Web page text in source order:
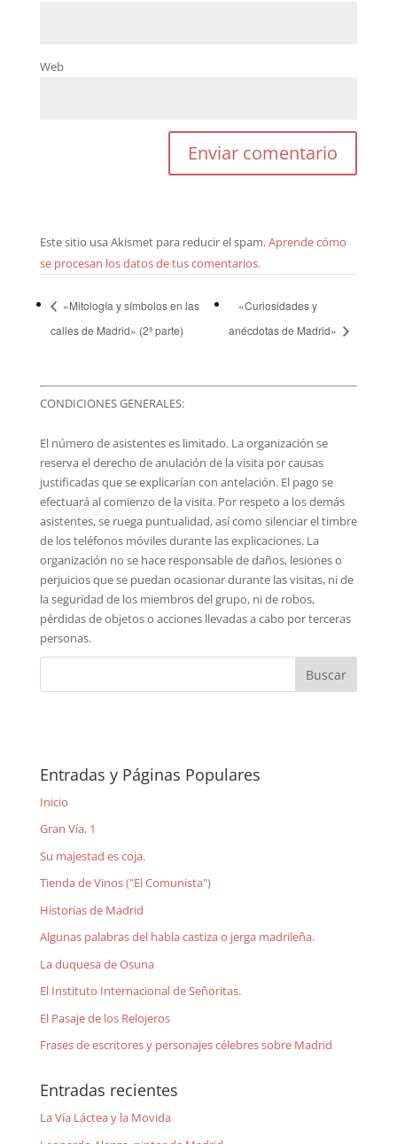
Web
Este sitio usa Akismet para reducir el spam.Aprende cómo
se procesan los datos de tus comentarios.
«Mitología y símbolos en las
calles de Madrid» (2ª parte)
«Curiosidades y
anécdotas de Madrid»
CONDICIONES GENERALES:
El número de asistentes es limitado. La organización se
reserva el derecho de anulación de la visita por causas
justificadas que se explicarían con antelación. El pago se
efectuará al comienzo de la visita. Por respeto a los demás
asistentes, se ruega puntualidad, así como silenciar el timbre
de los teléfonos móviles durante las explicaciones. La
organización no se hace responsable de daños, lesiones o
perjuicios que se puedan ocasionar durante las visitas, ni de
la seguridad de los miembros del grupo, ni de robos,
pérdidas de objetos o acciones llevadas a cabo por terceras
personas.
Entradas y Páginas Populares
Inicio
Gran Vía, 1
Su majestad es coja.
Tienda de Vinos ("El Comunista")
Historias de Madrid
Algunas palabras del habla castiza o jerga madrileña.
La duquesa de Osuna
El Instituto Internacional de Señoritas.
El Pasaje de los Relojeros
Frases de escritores y personajes célebres sobre Madrid
Entradas recientes
La Vía Láctea y la Movida